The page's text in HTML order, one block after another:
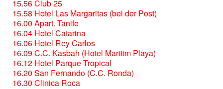
15.56 Club 25
15.58 Hotel Las Margaritas (bei der Post)
16.00 Apart. Tanife
16.04 Hotel Catarina
16.06 Hotel Rey Carlos
16.09 C.C. Kasbah (Hotel Maritim Playa)
16.12 Hotel Parque Tropical
16.20 San Fernando (C.C. Ronda)
16.30 Clinica Roca